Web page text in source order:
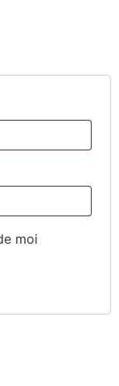
moi